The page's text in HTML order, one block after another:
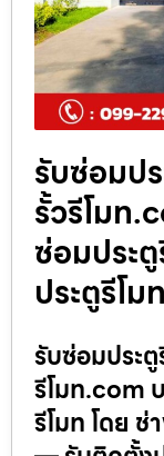
รับซ่อมป
รั้วรีโมท
ซ่อมประ
ประตูรีโ
รับซ่อมประ
รีโมท.com
รีโมท โดย